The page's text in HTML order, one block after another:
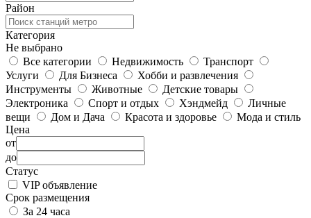
Район
Категория
Не выбрано
Все категории
Недвижимость
Транспорт
Услуги
Для Бизнеса
Хобби и развлечения
Инструменты
Животные
Детские товары
Электроника
Спорт и отдых Хэндмейд
Личные
вещи
Дом и Дача Красота и здоровье
Мода и стиль
Цена
от
до
Статус
VIP объявление
Срок размещения
За 24 часа